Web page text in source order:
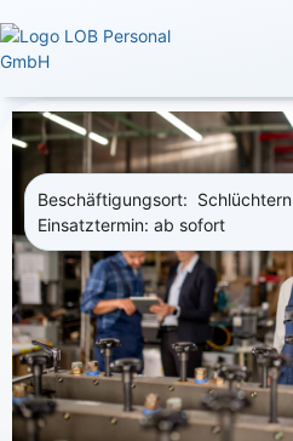
Beschäftigungsort: Schlüchtern
Einsatztermin: ab sofort